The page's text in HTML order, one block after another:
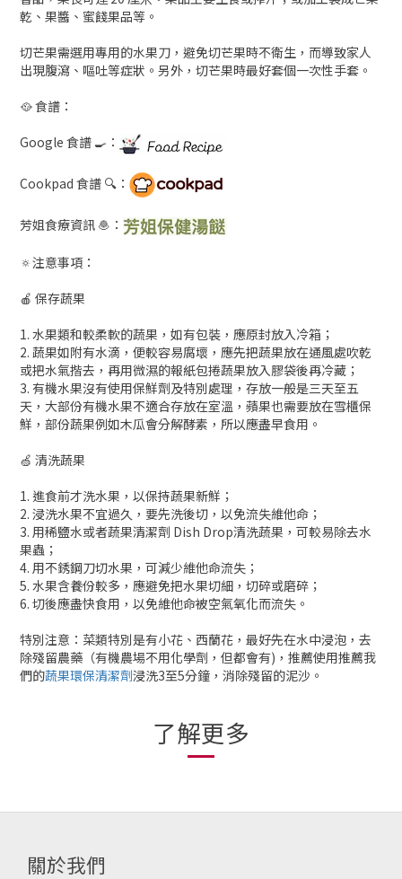
乾、果醬、蜜餞果品等。
切芒果需選用專用的水果刀，避免切芒果時不衛生，而導致家人
出現腹瀉、嘔吐等症狀。另外，切芒果時最好套個一次性手套。
🥘 食譜：
Google 食譜 🍳：
Cookpad 食譜 🔍：
芳姐食療資訊 🧆：
🔅注意事項：
🍎 保存蔬果
1. 水果類和較柔軟的蔬果，如有包裝，應原封放入冷箱；
2. 蔬果如附有水滴，便較容易腐壞，應先把蔬果放在通風處吹乾
或把水氣揩去，再用微濕的報紙包捲蔬果放入膠袋後再冷藏；
3. 有機水果沒有使用保鮮劑及特別處理，存放一般是三天至五
天，大部份有機水果不適合存放在室溫，蘋果也需要放在雪櫃保
鮮，部份蔬果例如木瓜會分解酵素，所以應盡早食用。
🍏 清洗蔬果
1. 進食前才洗水果，以保持蔬果新鮮；
2. 浸洗水果不宜過久，要先洗後切，以免流失維他命；
3. 用稀鹽水或者蔬果清潔劑 Dish Drop清洗蔬果，可較易除去水
果蟲；
4. 用不銹鋼刀切水果，可減少維他命流失；
5. 水果含養份較多，應避免把水果切細，切碎或磨碎；
6. 切後應盡快食用，以免維他命被空氣氧化而流失。
特別注意：菜類特別是有小花、西蘭花，最好先在水中浸泡，去
除殘留農藥（有機農場不用化學劑，但都會有)，推薦使用推薦我
們的蔬果環保清潔劑浸洗3至5分鐘，消除殘留的泥沙。
了解更多
關於我們